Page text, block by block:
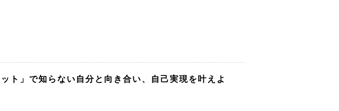
ト」で知らない自分と向き合い、自己実現を叶えよ